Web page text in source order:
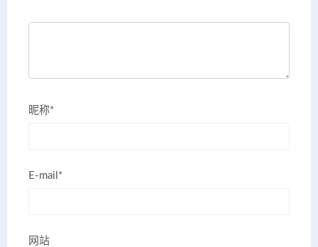
昵称*
E-mail*
网站